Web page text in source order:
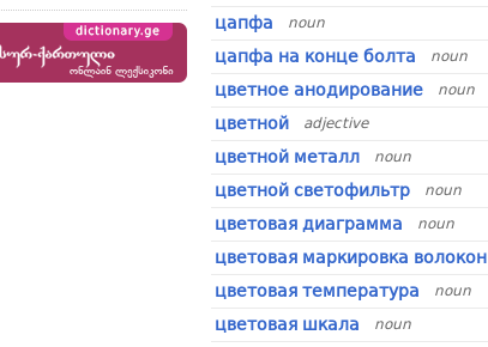
цапфа noun
цапфа на конце болта noun
цветное анодирование noun
цветной adjective
цветной металл noun
цветной светофильтр noun
цветовая диаграмма noun
цветовая маркировка волокон
цветовая температура noun
цветовая шкала noun